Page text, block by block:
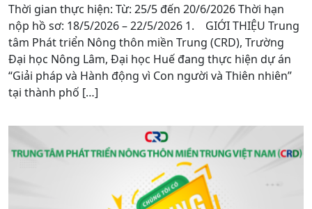
Thời gian thực hiện: Từ: 25/5 đến 20/6/2026 Thời hạn
nộp hồ sơ: 18/5/2026 – 22/5/2026 1. GIỚI THIỆU Trung
tâm Phát triển Nông thôn miền Trung (CRD), Trường
Đại học Nông Lâm, Đại học Huế đang thực hiện dự án
“Giải pháp và Hành động vì Con người và Thiên nhiên”
tại thành phố […]